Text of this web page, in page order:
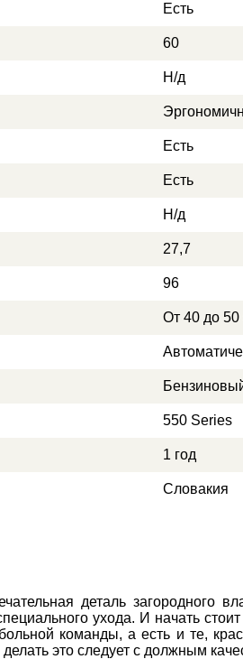
Есть
60
Н/д
Есть
Есть
Н/д
27,7
96
От 40 до 50
550 Series
1 год
Словакия
деталь загородного
ухода. И начать
команды, а есть и те,
это следует с должным